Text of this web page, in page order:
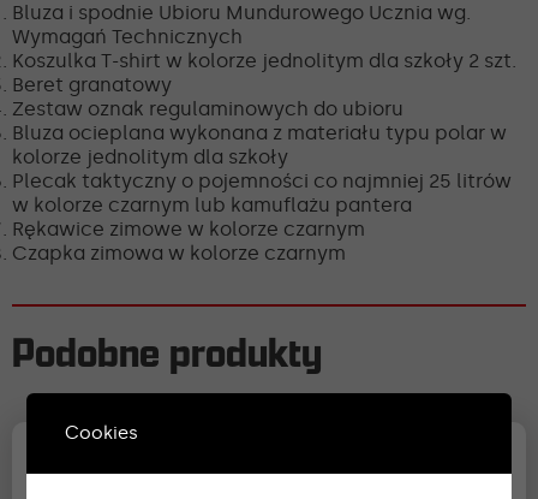
Bluza i spodnie Ubioru Mundurowego Ucznia wg.
Wymagań Technicznych
Koszulka T-shirt w kolorze jednolitym dla szkoły 2 szt.
Beret granatowy
Zestaw oznak regulaminowych do ubioru
Bluza ocieplana wykonana z materiału typu polar w
kolorze jednolitym dla szkoły
Plecak taktyczny o pojemności co najmniej 25 litrów
w kolorze czarnym lub kamuflażu pantera
Rękawice zimowe w kolorze czarnym
Czapka zimowa w kolorze czarnym
Podobne produkty
Cookies